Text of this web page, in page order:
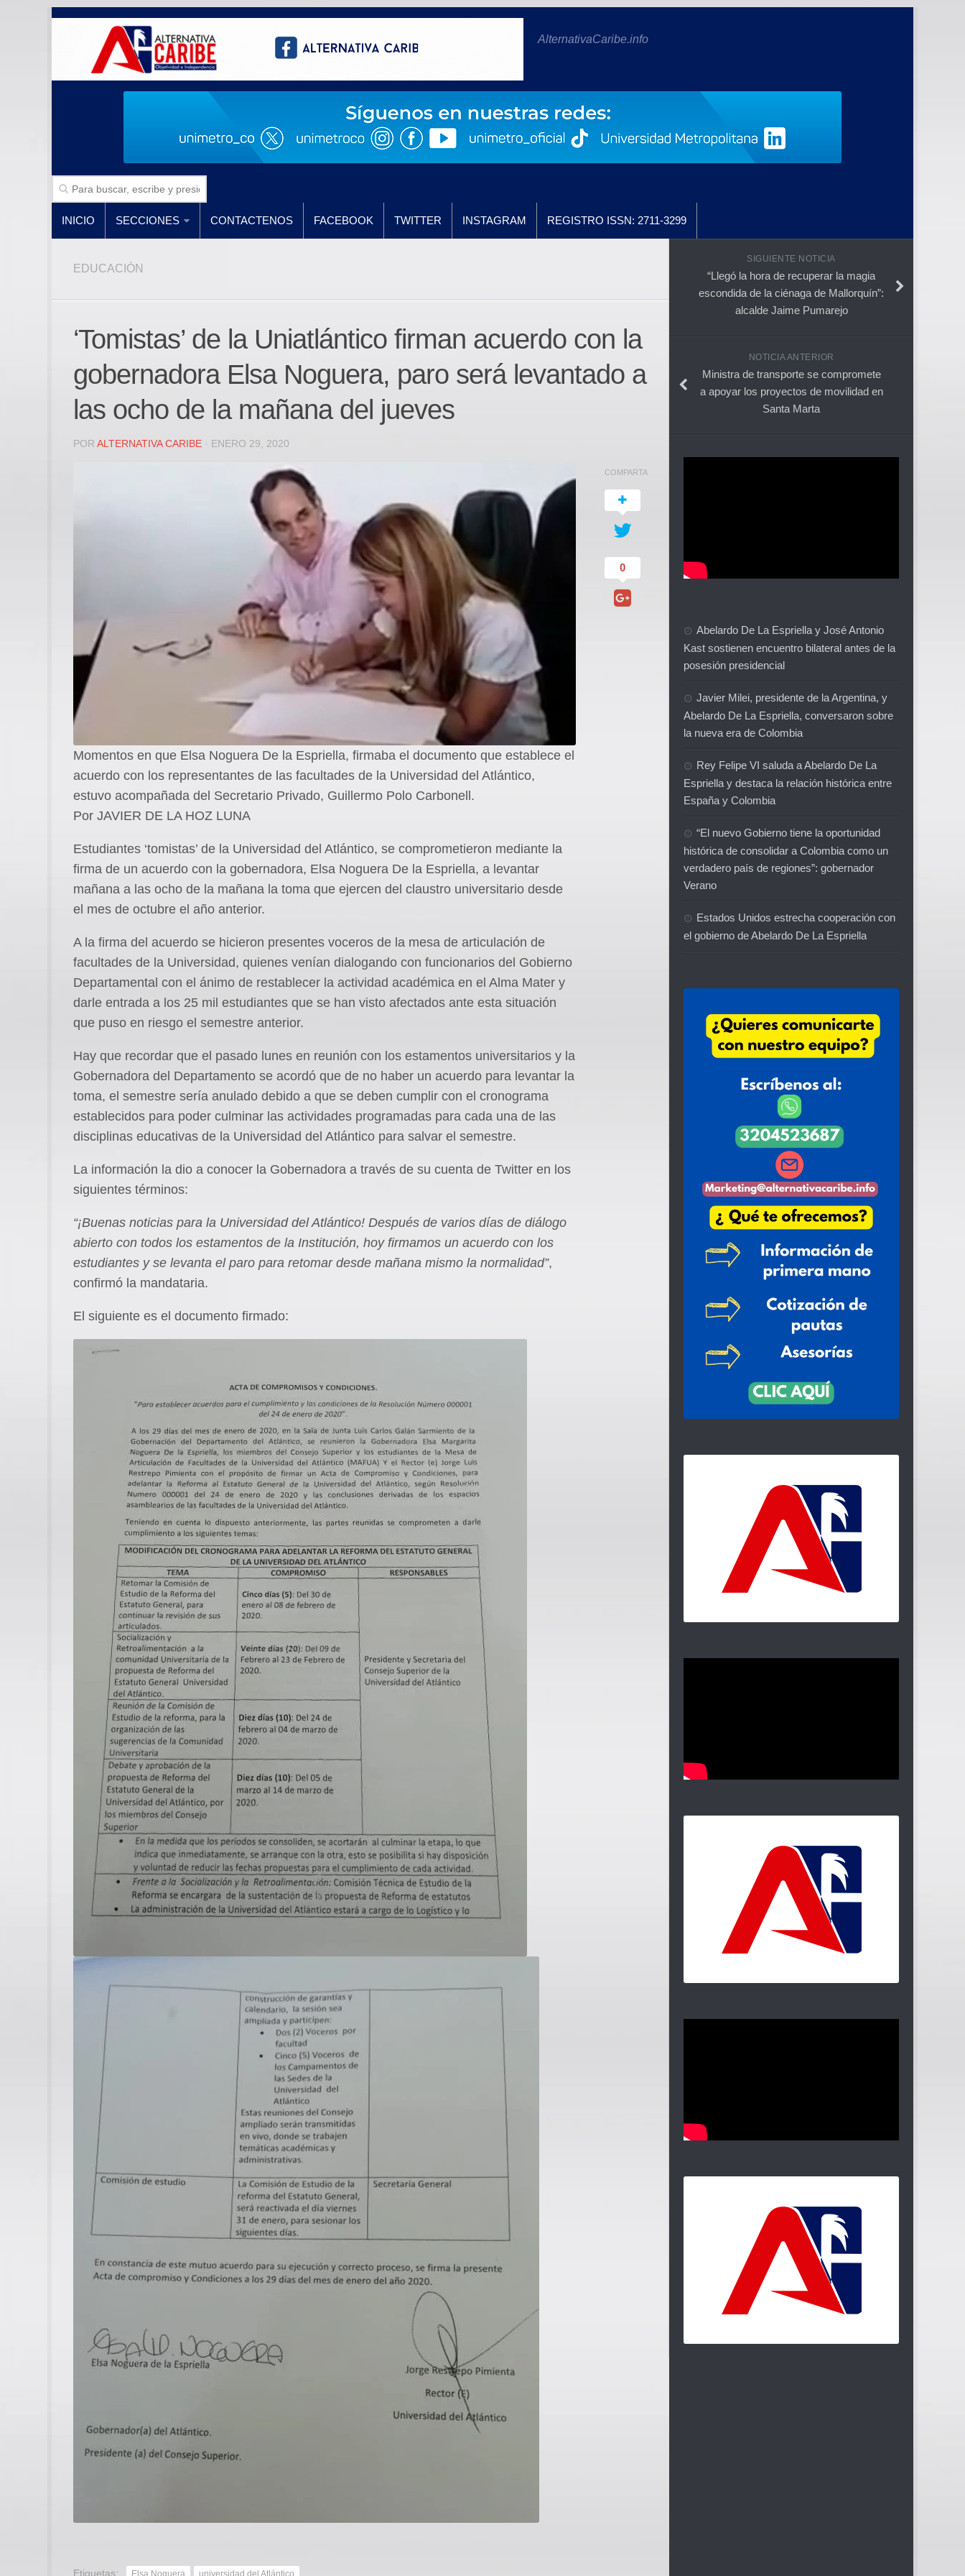
AlternativaCaribe.info
INICIO SECCIONES CONTACTENOS FACEBOOK TWITTER INSTAGRAM REGISTRO ISSN: 2711-3299
EDUCACIÓN
‘Tomistas’ de la Uniatlántico firman acuerdo con la
gobernadora Elsa Noguera, paro será levantado a
las ocho de la mañana del jueves
POR ALTERNATIVA CARIBE · ENERO 29, 2020
Momentos en que Elsa Noguera De la Espriella, firmaba el documento que establece el
acuerdo con los representantes de las facultades de la Universidad del Atlántico,
estuvo acompañada del Secretario Privado, Guillermo Polo Carbonell.
Por JAVIER DE LA HOZ LUNA
Estudiantes ‘tomistas’ de la Universidad del Atlántico, se comprometieron mediante la
firma de un acuerdo con la gobernadora, Elsa Noguera De la Espriella, a levantar
mañana a las ocho de la mañana la toma que ejercen del claustro universitario desde
el mes de octubre el año anterior.
A la firma del acuerdo se hicieron presentes voceros de la mesa de articulación de
facultades de la Universidad, quienes venían dialogando con funcionarios del Gobierno
Departamental con el ánimo de restablecer la actividad académica en el Alma Mater y
darle entrada a los 25 mil estudiantes que se han visto afectados ante esta situación
que puso en riesgo el semestre anterior.
Hay que recordar que el pasado lunes en reunión con los estamentos universitarios y la
Gobernadora del Departamento se acordó que de no haber un acuerdo para levantar la
toma, el semestre sería anulado debido a que se deben cumplir con el cronograma
establecidos para poder culminar las actividades programadas para cada una de las
disciplinas educativas de la Universidad del Atlántico para salvar el semestre.
La información la dio a conocer la Gobernadora a través de su cuenta de Twitter en los
siguientes términos:
“¡Buenas noticias para la Universidad del Atlántico! Después de varios días de diálogo
abierto con todos los estamentos de la Institución, hoy firmamos un acuerdo con los
estudiantes y se levanta el paro para retomar desde mañana mismo la normalidad”,
confirmó la mandataria.
El siguiente es el documento firmado:
COMPARTA
0
Etiquetas: Elsa Noguera universidad del Atlántico
SIGUIENTE NOTICIA
“Llegó la hora de recuperar la magia
escondida de la ciénaga de Mallorquín”:
alcalde Jaime Pumarejo
NOTICIA ANTERIOR
Ministra de transporte se compromete
a apoyar los proyectos de movilidad en
Santa Marta
Abelardo De La Espriella y José Antonio
Kast sostienen encuentro bilateral antes de la
posesión presidencial
Javier Milei, presidente de la Argentina, y
Abelardo De La Espriella, conversaron sobre
la nueva era de Colombia
Rey Felipe VI saluda a Abelardo De La
Espriella y destaca la relación histórica entre
España y Colombia
“El nuevo Gobierno tiene la oportunidad
histórica de consolidar a Colombia como un
verdadero país de regiones”: gobernador
Verano
Estados Unidos estrecha cooperación con
el gobierno de Abelardo De La Espriella